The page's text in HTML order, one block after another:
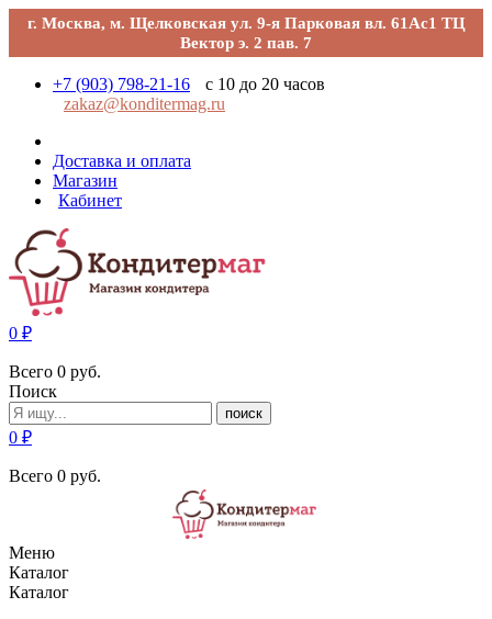
г. Москва, м. Щелковская ул. 9-я Парковая вл. 61Ас1 ТЦ
Вектор э. 2 пав. 7
+7 (903) 798-21-16
с 10 до 20 часов
zakaz@konditermag.ru
Доставка и оплата
Магазин
Кабинет
0 ₽
Всего 0 руб.
Поиск
поиск
0 ₽
Всего 0 руб.
Меню
Каталог
Каталог